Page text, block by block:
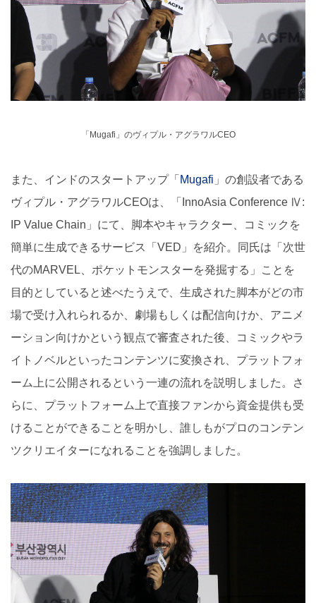
「Mugafi」のヴィプル・アグラワルCEO
また、インドのスタートアップ「 Mugafi 」の創設者である
ヴィプル・アグラワルCEOは、「InnoAsia Conference Ⅳ:
IP Value Chain」にて、脚本やキャラクター、コミックを
簡単に生成できるサービス「VED」を紹介。同氏は「次世
代のMARVEL、ポケットモンスターを発掘する」ことを
目的としていると述べたうえで、生成された脚本がどの市
場で受け入れられるか、劇場もしくは配信向けか、アニメ
ーション向けかという観点で審査された後、コミックやラ
イトノベルといったコンテンツに変換され、プラットフォ
ーム上に公開されるという一連の流れを説明しました。さ
らに、プラットフォーム上で直接ファンから資金提供も受
けることができることを明かし、誰しもがプロのコンテン
ツクリエイターになれることを強調しました。